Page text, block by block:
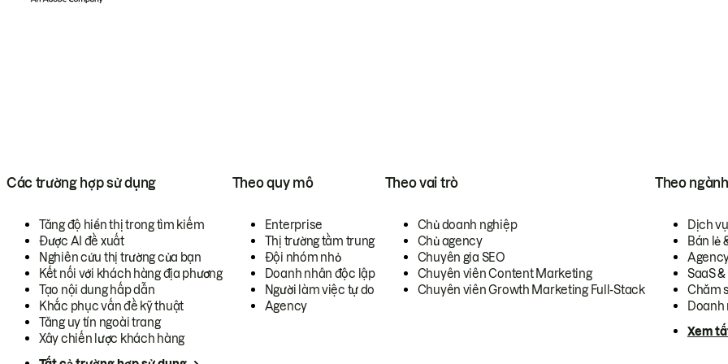
Các trường hợp sử dụng
Tăng độ hiển thị trong tìm kiếm
Được AI đề xuất
Nghiên cứu thị trường của bạn
Kết nối với khách hàng địa phương
Tạo nội dung hấp dẫn
Khắc phục vấn đề kỹ thuật
Tăng uy tín ngoài trang
Xây chiến lược khách hàng
Theo quy mô
Enterprise
Thị trường tầm trung
Đội nhóm nhỏ
Doanh nhân độc lập
Người làm việc tự do
Agency
Theo vai trò
Chủ doanh nghiệp
Chủ agency
Chuyên gia SEO
Chuyên viên Content Marketing
Chuyên viên Growth Marketing Full-Stack
Theo ngành
Dịch
Bán lẻ
SaaS
Chăm
Doanh
Xem